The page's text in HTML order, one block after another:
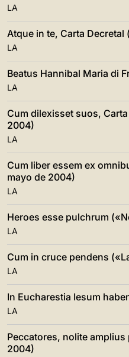
LA
Atque in te, Carta
LA
Beatus Hannibal Maria di
LA
Cum dilexisset suos,
2004)
LA
Cum liber essem ex
mayo de 2004)
LA
Heroes esse pulchrum
LA
Cum in cruce pendens
LA
In Eucharestia Iesum
LA
Peccatores, nolite
2004)